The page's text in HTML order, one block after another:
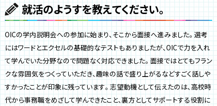
就活のようすを教えてください。
OICの学内説明会への参加に始まり、そこから面接へ進みました。選考
にはワードとエクセルの基礎的なテストもありましたが、OICで力を入れ
て学んでいた分野なので問題なく対応できました。面接ではとてもフラン
クな雰囲気をつくっていただき、趣味の話で盛り上がるなどすごく話しや
すかったことが印象に残っています。志望動機として伝えたのは、高校時
代から事務職をめざして学んできたこと、裏方としてサポートする役割に